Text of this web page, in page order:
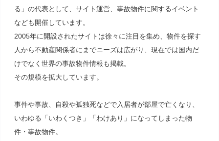
る」の代表として、サイト運営、事故物件に関するイベント
なども開催しています。
2005年に開設されたサイトは徐々に注目を集め、物件を探す
人から不動産関係者にまでニーズは広がり、現在では国内だ
けでなく世界の事故物件情報も掲載。
その規模を拡大しています。
事件や事故、自殺や孤独死などで入居者が部屋で亡くなり、
いわゆる「いわくつき」「わけあり」になってしまった物
件・事故物件。